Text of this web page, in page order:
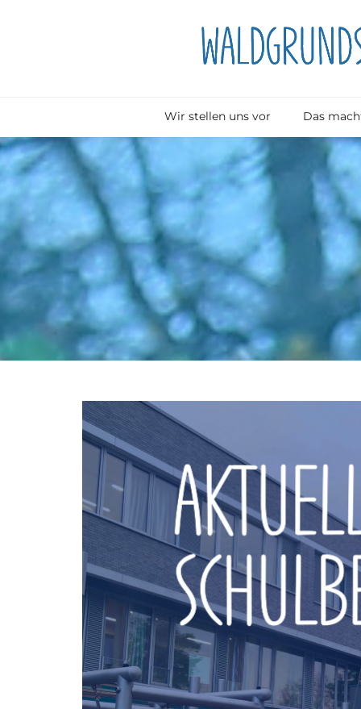
Wir stellen uns vor Das